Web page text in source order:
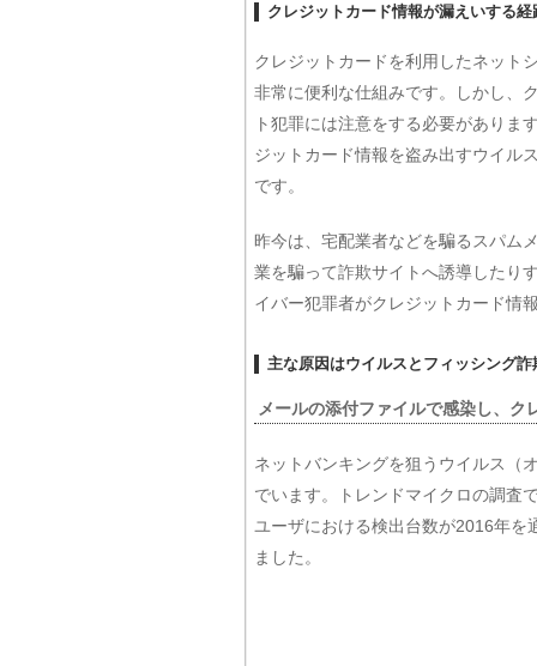
クレジットカード情報が漏えいする経
クレジットカードを利用したネット
非常に便利な仕組みです。しかし、
ト犯罪には注意をする必要がありま
ジットカード情報を盗み出すウイル
です。
昨今は、宅配業者などを騙るスパム
業を騙って詐欺サイトへ誘導したり
イバー犯罪者がクレジットカード情
主な原因はウイルスとフィッシング詐
メールの添付ファイルで感染し、
ネットバンキングを狙うウイルス（
でいます。トレンドマイクロの調査
ユーザにおける検出台数が2016年
ました。